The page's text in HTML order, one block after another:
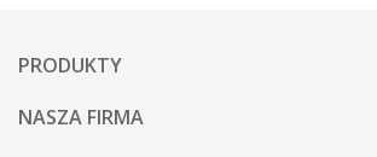
PRODUKTY
NASZA FIRMA